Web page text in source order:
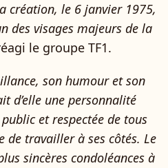
création, le 6 janvier 1975,
des visages majeurs de la
le groupe TF1.
son humour et son
d’elle une personnalité
et respectée de tous
de travailler à ses côtés. Le
sincères condoléances à